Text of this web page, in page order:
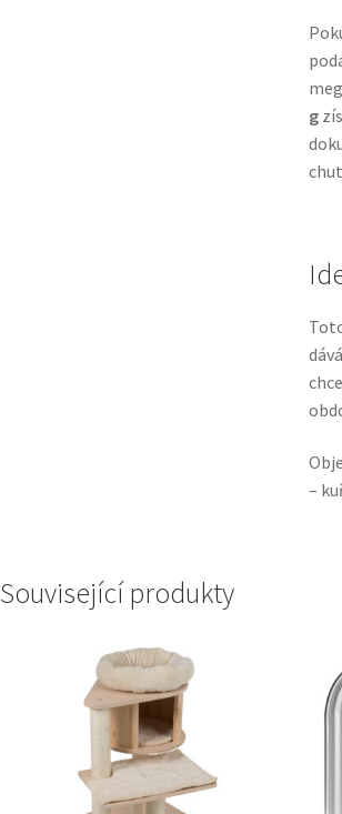
g
–
Související produkty